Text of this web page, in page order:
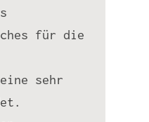
für die
sehr